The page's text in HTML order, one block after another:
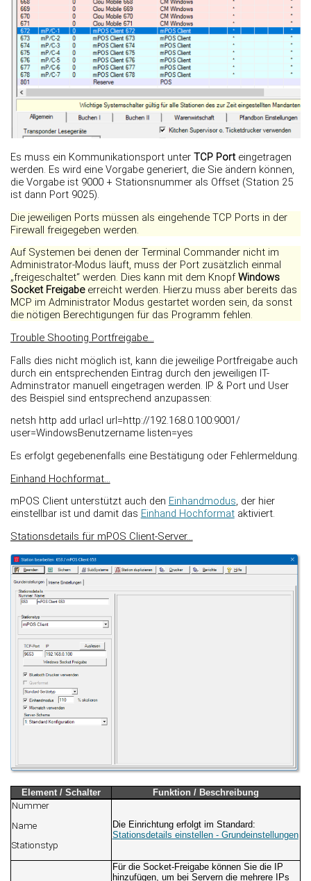
Es muss ein Kommunikationsport unter TCP Porteingetragen
werden. Es wird eine Vorgabe generiert, die Sie ändern können,
die Vorgabe ist 9000 + Stationsnummer als Offset (Station 25
ist dann Port 9025).
Die jeweiligen Ports müssen als eingehende TCP Ports in der
Firewall freigegeben werden.
Auf Systemen bei denen der Terminal Commander nicht im
Administrator-Modus läuft, muss der Port zusätzlich einmal
„freigeschaltet“ werden. Dies kann mit dem KnopfWindows
Socket Freigabeerreicht werden. Hierzu muss aber bereits das
MCP im Administrator Modus gestartet worden sein, da sonst
die nötigen Berechtigungen für das Programm fehlen.
Trouble Shooting Portfreigabe...
Falls dies nicht möglich ist, kann die jeweilige Portfreigabe auch
durch ein entsprechenden Eintrag durch den jeweiligen IT-
Adminstrator manuell eingetragen werden. IP & Port und User
des Beispiel sind entsprechend anzupassen:
netsh http add urlacl url=http://192.168.0.100:9001/
user=WindowsBenutzername listen=yes
Es erfolgt gegebenenfalls eine Bestätigung oder Fehlermeldung.
Einhand Hochformat...
mPOS Client unterstützt auch den Einhandmodus, der hier
einstellbar ist und damit das Einhand Hochformataktiviert.
Stationsdetails für mPOS Client-Server...
Element / Schalter
Funktion / Beschreibung
Nummer
Name
Stationstyp
Die Einrichtung erfolgt im Standard:
Stationsdetails einstellen - Grundeinstellungen
Für die Socket-Freigabe können Sie die IP
hinzufügen, um bei Servern die mehrere IPs